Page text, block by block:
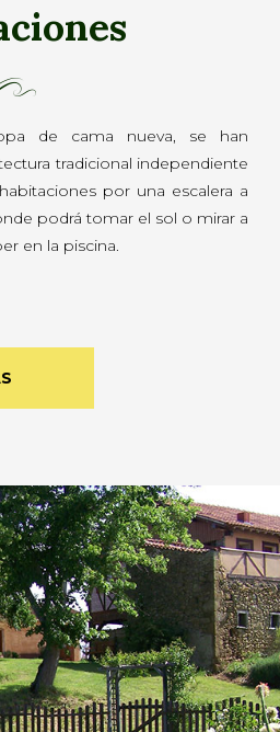
de cama nueva, se han
tradicional independiente
por una escalera a
podrá tomar el sol o mirar a
en la piscina.